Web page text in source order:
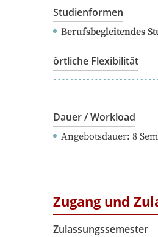
Studienformen
Berufsbegleitendes
örtliche Flexibilität
Dauer / Workload
Angebotsdauer: 8
Zugang und
Zulassungssemester